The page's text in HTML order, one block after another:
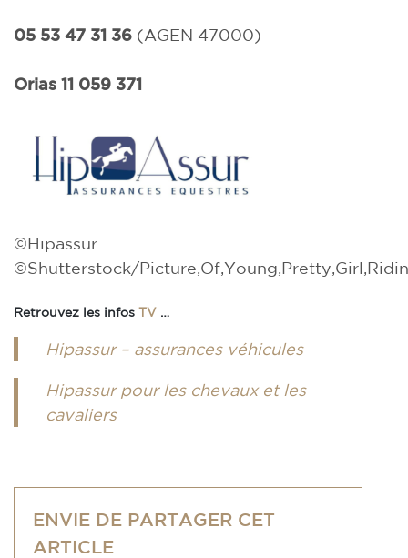
05 53 47 31 36 (AGEN 47000)
Orias 11 059 371
©Hipassur
©Shutterstock/
Retrouvez les infos TV …
Hipassur – assurances véhicules
Hipassur pour les chevaux et les
cavaliers
ENVIE DE PARTAGER CET
ARTICLE